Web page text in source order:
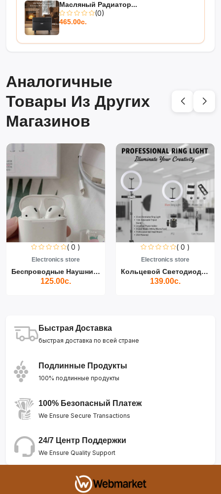
Масляный Радиатор...
(0)
465.00с.
Аналогичные
Товары Из Других
Магазинов
( 0 )
Electronics store
Беспроводные Наушники Air...
125.00с.
( 0 )
Electronics store
Кольцевой Светодиодный Св...
139.00с.
Быстрая Доставка
быстрая доставка по всей стране
Подлинные Продукты
100% подлинные продукты
100% Безопасный Платеж
We Ensure Secure Transactions
24/7 Центр Поддержки
We Ensure Quality Support